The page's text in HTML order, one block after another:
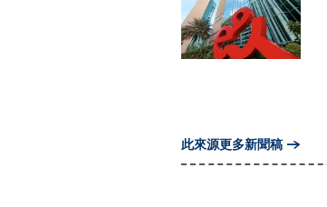
此來源更多新聞稿